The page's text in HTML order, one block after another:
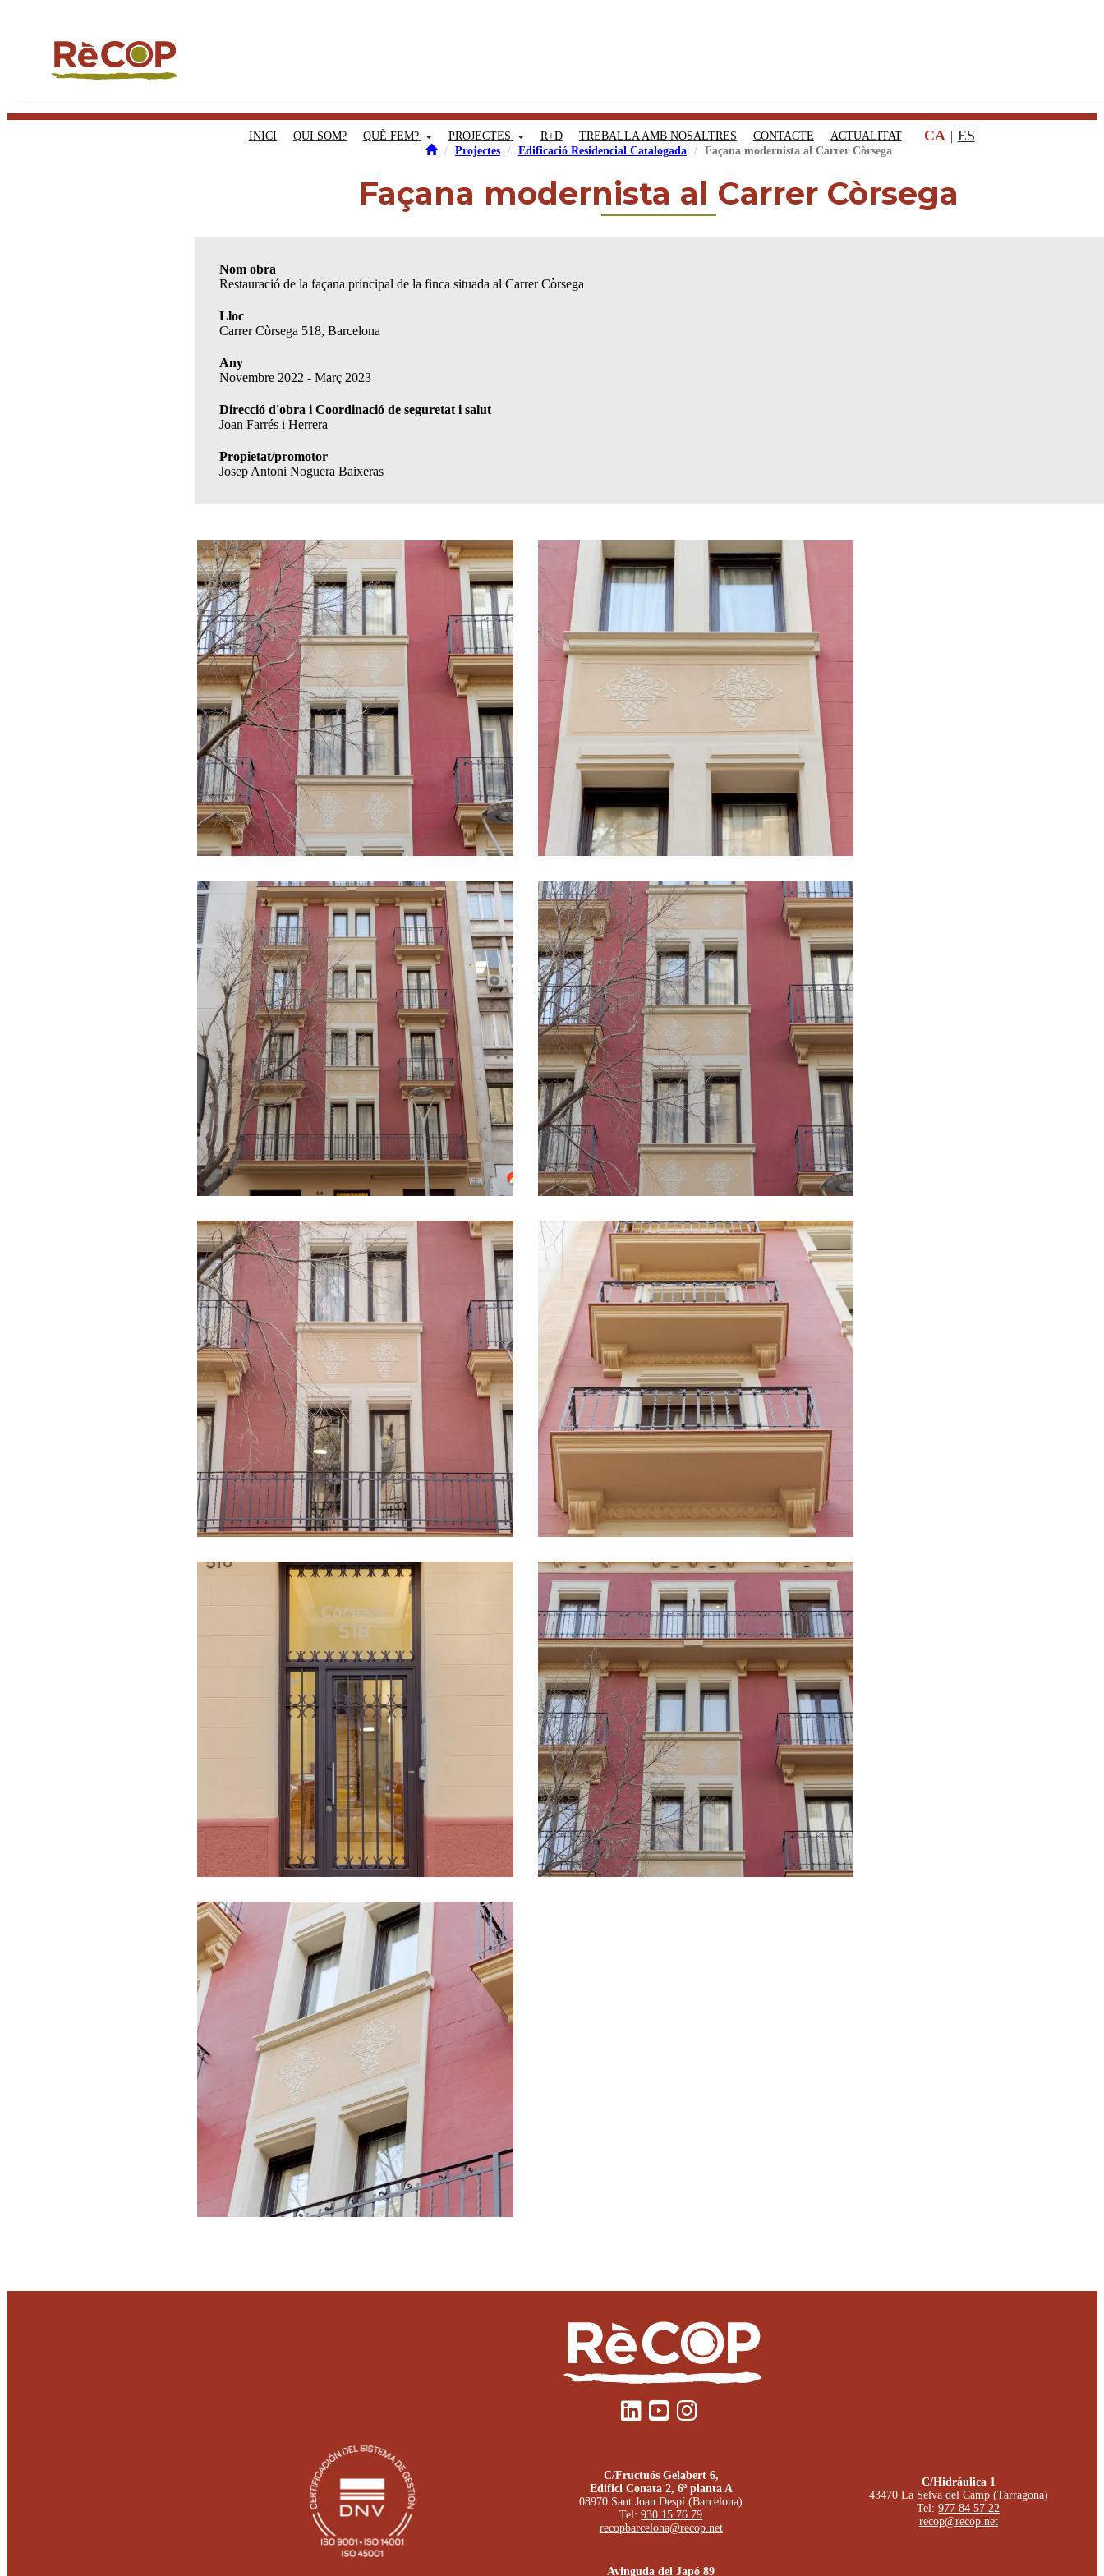
INICI QUI SOM? QUÈ FEM? PROJECTES R+D TREBALLA AMB NOSALTRES CONTACTE ACTUALITAT CA ES
Projectes Edificació Residencial Catalogada Façana modernista al Carrer Còrsega
Façana modernista al Carrer Còrsega
Nom obra
Restauració de la façana principal de la finca situada al Carrer Còrsega
Lloc
Carrer Còrsega 518, Barcelona
Any
Novembre 2022 - Març 2023
Direcció d'obra i Coordinació de seguretat i salut
Joan Farrés i Herrera
Propietat/promotor
Josep Antoni Noguera Baixeras
C/Fructuós Gelabert 6,
Edifici Conata 2, 6ª planta A
08970 Sant Joan Despí (Barcelona)
Tel:930 15 76 79
recopbarcelona@recop.net
C/Hidráulica 1
43470 La Selva del Camp (Tarragona)
Tel:977 84 57 22
recop@recop.net
Avinguda del Japó 89